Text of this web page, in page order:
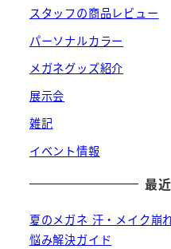
スタッフの商品レビュー
パーソナルカラー
メガネグッズ紹介
展示会
雑記
イベント情報
最
夏のメガネ 汗・メイク崩
悩み解決ガイド